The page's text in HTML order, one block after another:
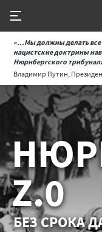
«...Мы должны делать
нацистские доктрины
Нюрнбергского
Владимир Путин,
Z.0
БЕЗ СРОКА